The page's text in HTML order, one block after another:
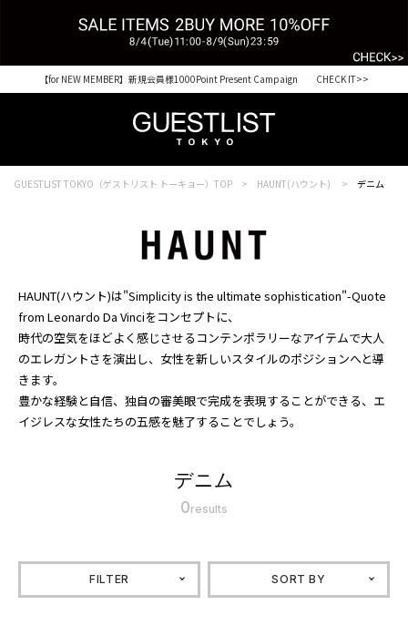
Shopping from outside Japan? Visit our Global Site here. >>
【for NEW MEMBER】新規会員様1000Point Present Campaign CHECK IT>>
GUESTLIST TOKYO（ゲストリスト トーキョー）TOP HAUNT(ハウント) デニム
HAUNT(ハウント)は"Simplicity is the ultimate sophistication"-Quote
from Leonardo Da Vinciをコンセプトに、
時代の空気をほどよく感じさせるコンテンポラリーなアイテムで大人
のエレガントさを演出し、女性を新しいスタイルのポジションへと導
きます。
豊かな経験と自信、独自の審美眼で完成を表現することができる、エ
イジレスな女性たちの五感を魅了することでしょう。
デニム
0results
FILTER SORT BY